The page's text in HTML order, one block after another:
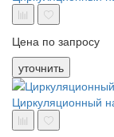
Цена по запросу
уточнить
Циркуляционный